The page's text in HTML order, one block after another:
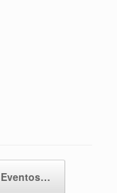
Eventos…